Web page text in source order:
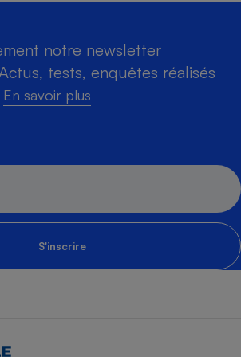
notre newsletter
tests, enquêtes réalisés
En savoir plus
S'inscrire